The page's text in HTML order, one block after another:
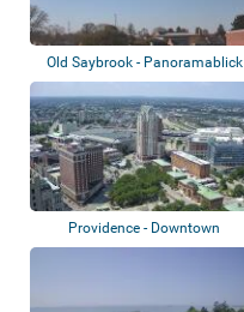
Old Saybrook - Panoramablick
Providence - Downtown